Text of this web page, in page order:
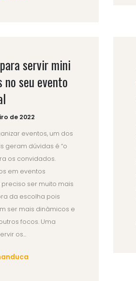
servir mini
no seu evento
de 2022
eventos, um dos
geram dúvidas é “o
os convidados.
em eventos
ser muito mais
da escolha pois
ser mais dinâmicos e
focos. Uma
os...